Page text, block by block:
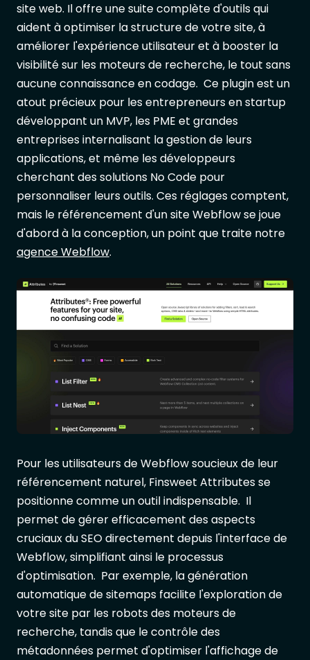
site web. Il offre une suite complète d'outils qui
aident à optimiser la structure de votre site, à
améliorer l'expérience utilisateur et à booster la
visibilité sur les moteurs de recherche, le tout sans
aucune connaissance en codage. Ce plugin est un
atout précieux pour les entrepreneurs en startup
développant un MVP, les PME et grandes
entreprises internalisant la gestion de leurs
applications, et même les développeurs
cherchant des solutions No Code pour
personnaliser leurs outils. Ces réglages comptent,
mais le référencement d'un site Webflow se joue
d'abord à la conception, un point que traite notre
agence Webflow.
Pour les utilisateurs de Webflow soucieux de leur
référencement naturel, Finsweet Attributes se
positionne comme un outil indispensable. Il
permet de gérer efficacement des aspects
cruciaux du SEO directement depuis l'interface de
Webflow, simplifiant ainsi le processus
d'optimisation. Par exemple, la génération
automatique de sitemaps facilite l'exploration de
votre site par les robots des moteurs de
recherche, tandis que le contrôle des
métadonnées permet d'optimiser l'affichage de